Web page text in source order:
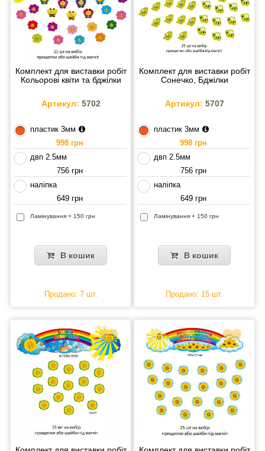
Комплект для виставки робіт
Кольорові квіти та бджілки
Артикул: 5702
пластик 3мм
998 грн
двп 2.5мм
756 грн
наліпка
649 грн
Ламінування + 150 грн
В кошик
Продано: 7 шт.
Комплект для виставки робіт
Сонечко, Бджілки
Артикул: 5707
пластик 3мм
998 грн
двп 2.5мм
756 грн
наліпка
649 грн
Ламінування + 150 грн
В кошик
Продано: 15 шт.